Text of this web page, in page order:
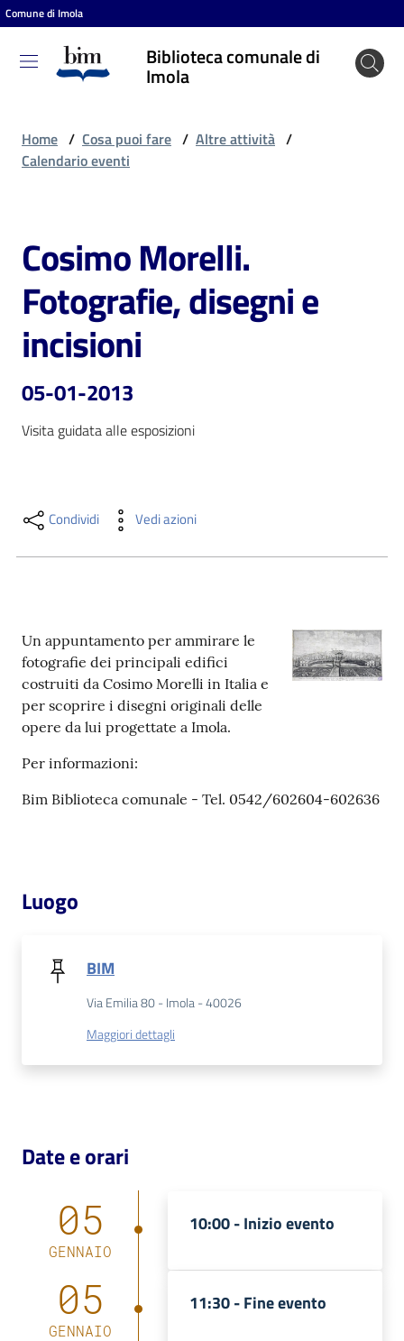
Vai al contenuto
Vai alla navigazione
Vai al footer
Comune di Imola
Biblioteca comunale di
Imola
Biblioteca
comunale
Cosa
puoi
fare
Scopri
contenuti
online
Casa
Piani
Archivio
storico
Decentrate
la
lettura
Catalogo
Eventi
Home / Cosa puoi fare / Altre attività /
Calendario eventi
Salta al contenuto
Cosimo Morelli.
Fotografie, disegni e
incisioni
05-01-2013
Visita guidata alle esposizioni
Condividi Vedi azioni
Un appuntamento per ammirare le
fotografie dei principali edifici
costruiti da Cosimo Morelli in Italia e
per scoprire i disegni originali delle
opere da lui progettate a Imola.
Per informazioni:
Bim Biblioteca comunale - Tel. 0542/602604-602636
Luogo
BIM
Via Emilia 80 - Imola - 40026
Maggiori dettagli
Date e orari
05
GENNAIO
10:00 -Inizio evento
05
GENNAIO
11:30 -Fine evento